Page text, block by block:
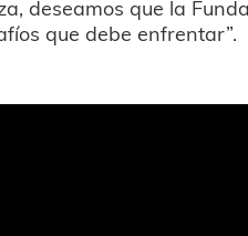
deseamos que la
que debe enfrentar”.